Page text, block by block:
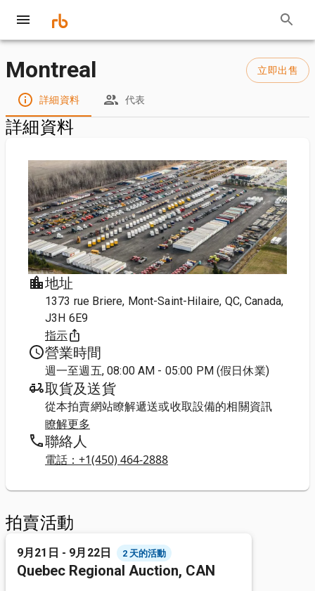
Montreal 立即出售
詳細資料 代表
詳細資料
地址
1373 rue Briere, Mont-Saint-Hilaire, QC, Canada,
J3H 6E9
指示
營業時間
週一至週五, 08:00 AM - 05:00 PM (假日休業)
取貨及送貨
從本拍賣網站瞭解遞送或收取設備的相關資訊
瞭解更多
聯絡人
電話：+1(450) 464-2888
拍賣活動
9月21日 - 9月22日 2 天的活動
Quebec Regional Auction, CAN